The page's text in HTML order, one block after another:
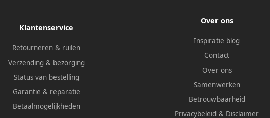
Klantenservice
Retourneren & ruilen
Verzending & bezorging
Status van bestelling
Garantie & reparatie
Betaalmogelijkheden
Over ons
Inspiratie blog
Contact
Over ons
Samenwerken
Betrouwbaarheid
Privacybeleid & Disclaimer